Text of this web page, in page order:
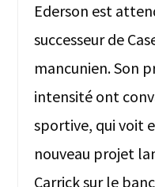
Ederson est
successeur de
mancunien. Son
intensité ont
sportive, qui voit
nouveau projet
Carrick sur le